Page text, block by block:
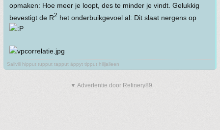
opmaken: Hoe meer je loopt, des te minder je vindt. Gelukkig
bevestigt de R2 het onderbuikgevoel al: Dit slaat nergens op
Salivili hipput tupput tapput äppyt tipput hilijalleen
▼ Advertentie door Refinery89